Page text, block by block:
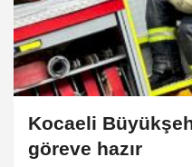
Kocaeli
göreve hazır